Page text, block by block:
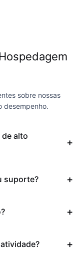
sobre nossas
desempenho.
alto
suporte?